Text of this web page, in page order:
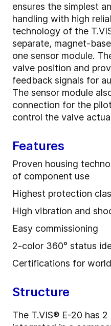
ensures the simplest
handling with high
technology of the
separate, magnet-
one sensor module.
valve position and
feedback signals for
The sensor module
connection for the
control the valve
Features
Proven housing
of component use
Highest protection
High vibration and
Easy commissioning
2-color 360° status
Certifications for
Structure
The T.VIS® E-20 has